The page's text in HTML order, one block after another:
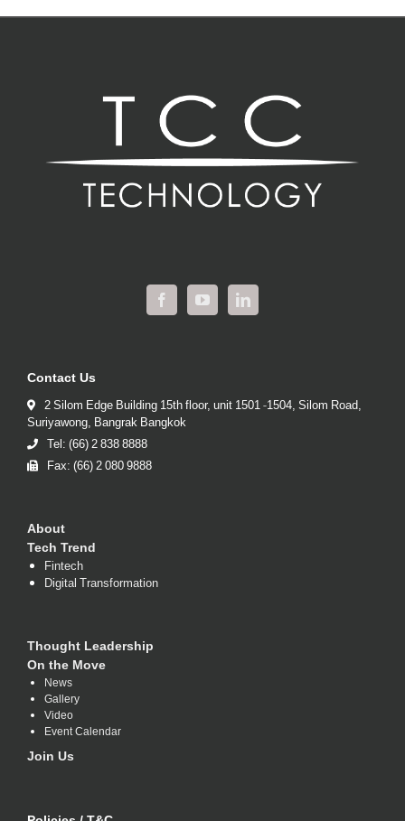
Contact Us
2 Silom Edge Building 15th floor, unit 1501 -1504, Silom Road,
Suriyawong, Bangrak Bangkok
Tel: (66) 2 838 8888
Fax: (66) 2 080 9888
About
Tech Trend
Fintech
Digital Transformation
Thought Leadership
On the Move
News
Gallery
Video
Event Calendar
Join Us